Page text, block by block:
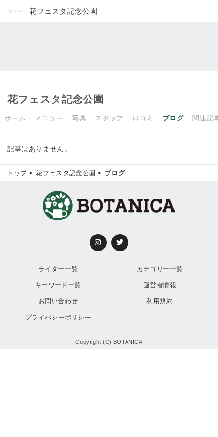
花フェスタ記念公園
花フェスタ記念公園
ホーム メニュー 写真 スタッフ 口コミ ブログ 関連記
記事はありません。
トップ 花フェスタ記念公園 ブログ
ライター一覧 カテゴリー一覧
キーワード一覧 運営者情報
お問い合わせ 利用規約
プライバシーポリシー
Copyright (C) BOTANICA